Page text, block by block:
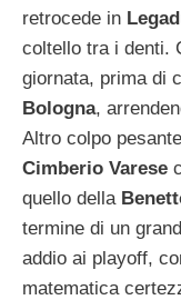
retrocede in
coltello tra i denti.
giornata, prima di
Bologna,
Altro colpo
Cimberio Varese
quello della
termine di un
addio ai playoff,
matematica